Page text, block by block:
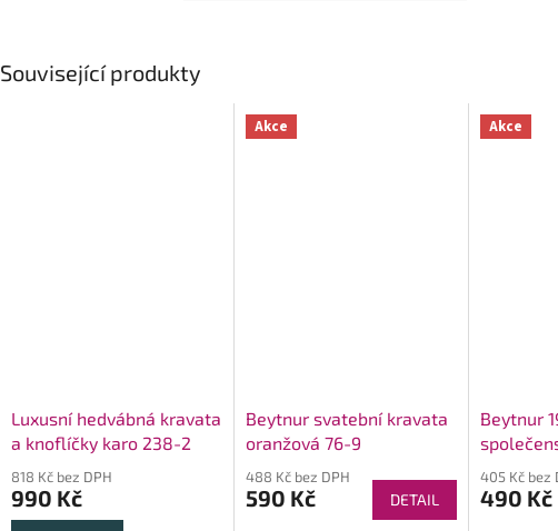
Související produkty
Luxusní hedvábná kravata
a knoflíčky karo 238-2
818 Kč bez DPH
990 Kč
Akce
Beytnur svatební kravata
oranžová 76-9
488 Kč bez DPH
590 Kč DETAIL
Akce
Beytnur
405 Kč bez
490 Kč